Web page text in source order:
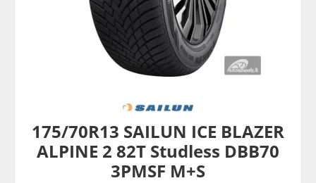
175/70R13 SAILUN ICE BLAZER
ALPINE 2 82T Studless DBB70
3PMSF M+S